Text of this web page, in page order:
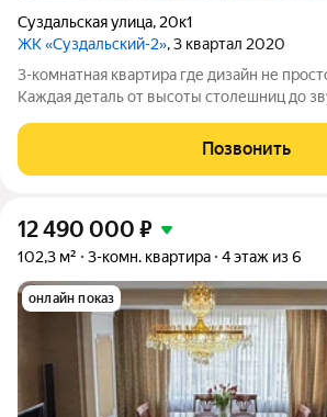
Суздальская улица, 20к1
ЖК «Суздальский-2», 3 квартал 2020
3-комнатная квартира где дизайн не просто дорогой, а живой.
Каждая деталь от высоты столешниц до звукоизоляции стен
просто пространство, а сердце дома:
техника,
Позвонить
12 490 000 ₽
102,3 м² 3-комн. квартира 4 этаж из 6
онлайн показ